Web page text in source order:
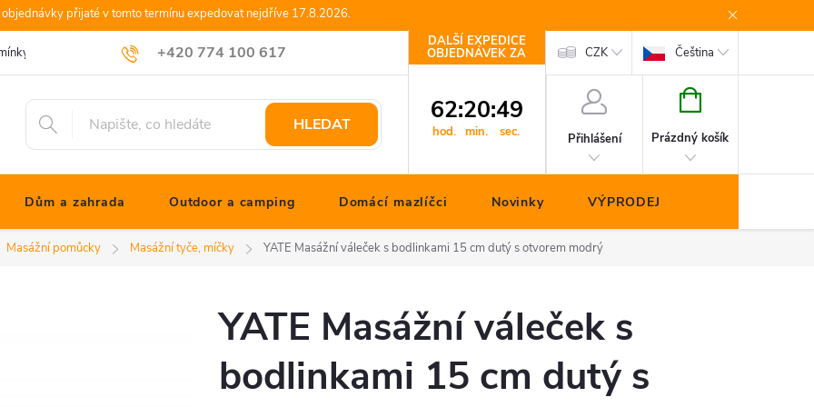
přijaté v tomto termínu expedovat nejdříve 17.8.2026.
+420 774 100 617
info@jonathanshop.cz
Podmínky ochrany osobních údajů Blog JONATHANshop.cz Kontakty CZK Čeština
HLEDAT
DALŠÍ EXPEDICE
OBJEDNÁVEK ZA
62
hod.
:20
min.
:49
sec. Přihlášení
NÁKUPNÍ
Prázdný košík
Dům a zahrada Outdoor a camping Domácí mazlíčci Novinky VÝPRODEJ
Masážní pomůcky Masážní tyče, míčky YATE Masážní váleček s bodlinkami 15 cm dutý s otvorem modrý
YATE Masážní váleček s
bodlinkami 15 cm dutý s